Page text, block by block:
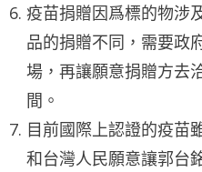
疫苗捐贈因爲標的物涉
品的捐贈不同，需要政
場，再讓願意捐贈方去
間。
目前國際上認證的疫苗
和台灣人民願意讓郭台